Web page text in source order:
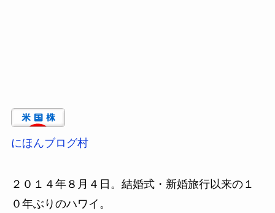
にほんブログ村
２０１４年８月４日。結婚式・新婚旅行以来の１
０年ぶりのハワイ。